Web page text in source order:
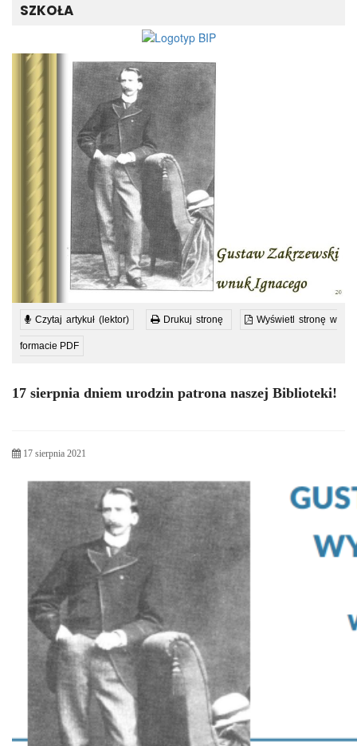
SZKOŁA
Czytaj artykuł (lektor) Drukuj stronę Wyświetl stronę w
formacie PDF
17 sierpnia dniem urodzin patrona naszej Biblioteki!
17 sierpnia 2021